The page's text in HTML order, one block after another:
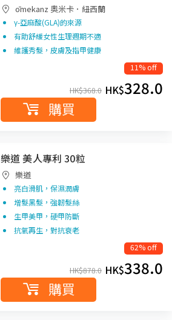
ōmekanz 奧米卡．紐西蘭
γ-亞麻酸(GLA)的來源
有助舒緩女性生理週期不適
維護秀髮，皮膚及指甲健康
11% off
HK$368.0 HK$328.0
購買
樂道 美人專利 30粒
樂道
亮白滑肌，保濕潤膚
增髮黑髮，強韌髮絲
生甲美甲，硬甲防斷
抗氧再生，對抗衰老
62% off
HK$878.0 HK$338.0
購買